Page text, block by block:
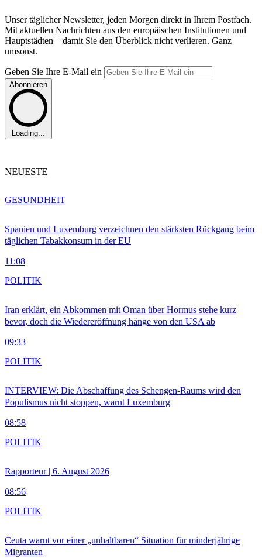
Unser täglicher Newsletter, jeden Morgen direkt in Ihrem Postfach.
Mit aktuellen Nachrichten aus den europäischen Institutionen und
Hauptstädten – damit Sie den Überblick nicht verlieren. Ganz
umsonst.
Geben Sie Ihre E-Mail ein
Abonnieren
Loading...
NEUESTE
Spanien und Luxemburg verzeichnen den stärksten Rückgang beim
täglichen Tabakkonsum in der EU
11:08
GESUNDHEIT
Iran erklärt, ein Abkommen mit Oman über Hormus stehe kurz
bevor, doch die Wiedereröffnung hänge von den USA ab
09:33
POLITIK
INTERVIEW: Die Abschaffung des Schengen-Raums wird den
Populismus nicht stoppen, warnt Luxemburg
08:58
POLITIK
Rapporteur | 6. August 2026
08:56
POLITIK
Ceuta warnt vor einer „unhaltbaren“ Situation für minderjährige
Migranten
POLITIK